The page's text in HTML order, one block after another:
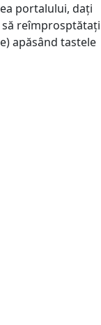
portalului, dați
reîmprosptătați
apăsând tastele